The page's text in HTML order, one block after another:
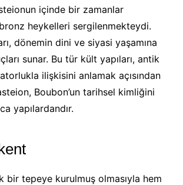
içinde bir zamanlar
heykelleri sergilenmekteydi.
dönemin dini ve siyasi yaşamına
sunar. Bu tür kült yapıları, antik
ilişkisini anlamak açısından
Boubon’un tarihsel kimliğini
yapılardandır.
bir tepeye kurulmuş olmasıyla hem